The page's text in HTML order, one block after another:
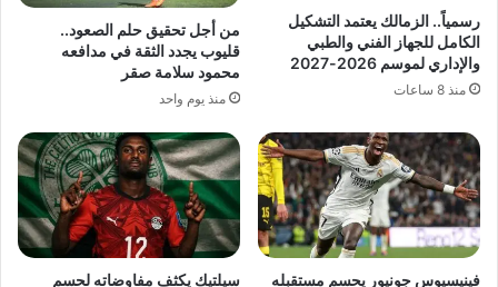
رسمياً.. الزمالك يعتمد التشكيل
الكامل للجهاز الفني والطبي
والإداري لموسم 2026-2027
منذ 8 ساعات
من أجل تحقيق حلم الصعود..
قليوب يجدد الثقة في مدافعه
محمود سلامة صقر
منذ يوم واحد
فينيسيوس جونيور يحسم مستقبله
سيلتيك يكثف مفاوضاته لحسم